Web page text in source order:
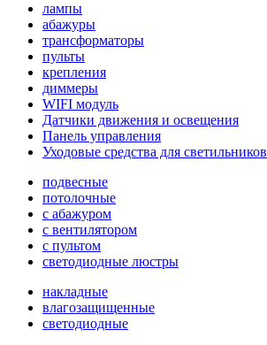
лампы
абажуры
трансформаторы
пульты
крепления
диммеры
WIFI модуль
Датчики движения и освещения
Панель управления
Уходовые средства для светильников
подвесные
потолочные
с абажуром
с вентилятором
с пультом
светодиодные люстры
накладные
влагозащищенные
светодиодные